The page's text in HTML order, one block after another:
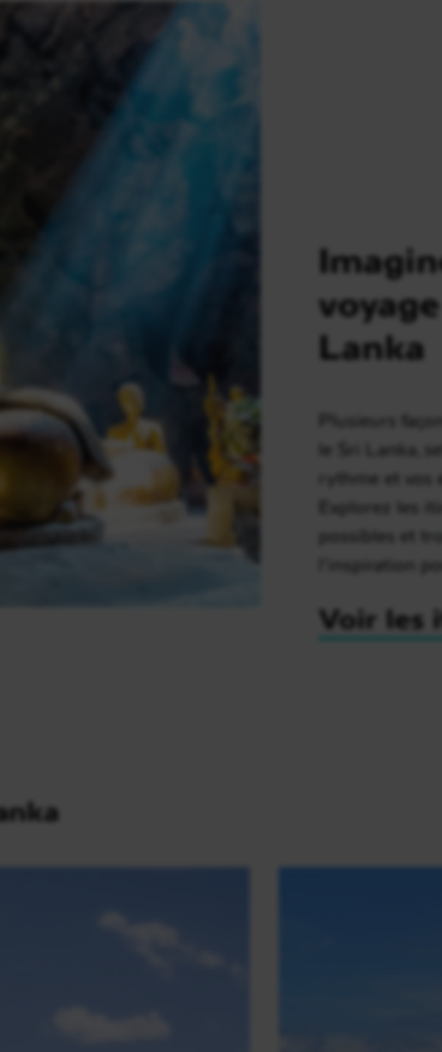
Lanka
Plusieurs
le Sri Lanka,
rythme et vos
Explorez les
possibles et
l’inspiration
Voir les